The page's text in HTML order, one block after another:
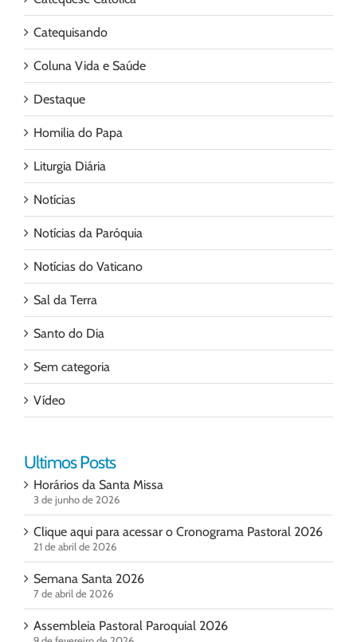
Catequisando
Coluna Vida e Saúde
Destaque
Homilia do Papa
Liturgia Diária
Notícias
Notícias da Paróquia
Notícias do Vaticano
Sal da Terra
Santo do Dia
Sem categoria
Vídeo
Ultimos Posts
Horários da Santa Missa
3 de junho de 2026
Clique aqui para acessar o Cronograma Pastoral 2026
21 de abril de 2026
Semana Santa 2026
7 de abril de 2026
Assembleia Pastoral Paroquial 2026